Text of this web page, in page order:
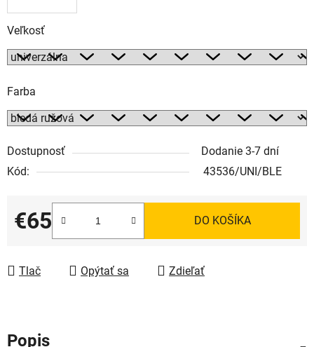
Veľkosť
Farba
Dostupnosť
Dodanie 3-7 dní
Kód:
43536/UNI/BLE
€65
Jednotková cena:
DO KOŠÍKA
Tlač Opýtať sa Zdieľať
Popis